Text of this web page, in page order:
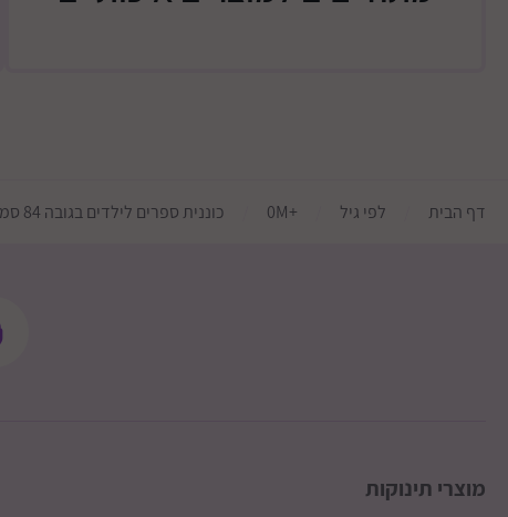
דף הבית לפי גיל +0M כוננית ספרים לילדים בגובה 84 סמ ממותגת דיסני דגם מיקי מאוס
מוצרי תינוקות